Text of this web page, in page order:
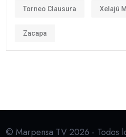
Torneo Clausura Xelajú
Zacapa
© Marpensa TV 2026 - Todos